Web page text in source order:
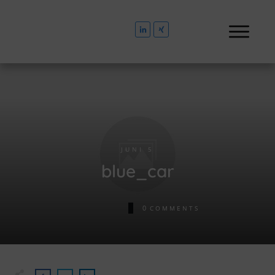
JUNI 5
blue_car
0 COMMENTS